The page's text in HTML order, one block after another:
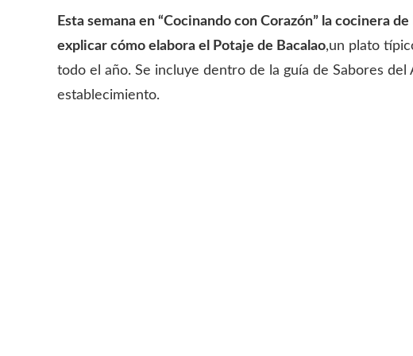
Esta semana en “Cocinando con Corazón” la cocinera
explicar cómo elabora el Potaje de Bacalao,un plato
todo el año. Se incluye dentro de la guía de Sabores
establecimiento.